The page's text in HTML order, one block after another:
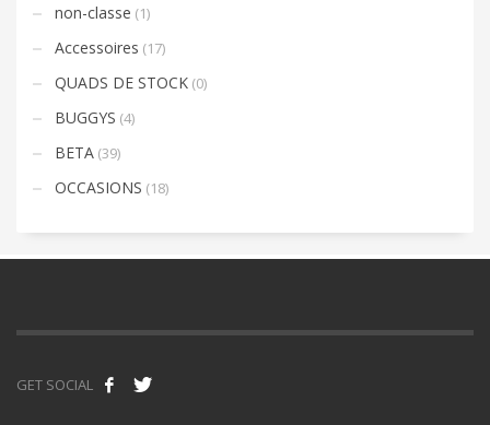
non-classe (1)
Accessoires (17)
QUADS DE STOCK (0)
BUGGYS (4)
BETA (39)
OCCASIONS (18)
GET SOCIAL